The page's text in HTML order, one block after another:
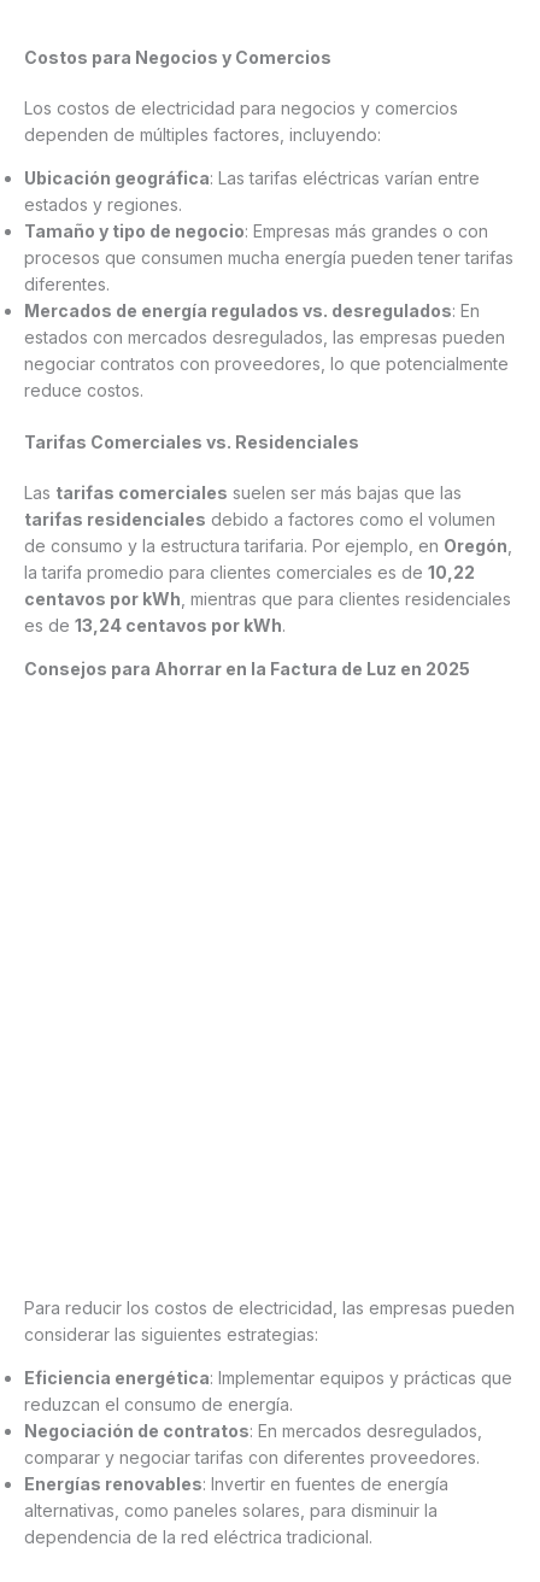
Costos para Negocios y Comercios
Los costos de electricidad para negocios y comercios
dependen de múltiples factores, incluyendo:
Ubicación geográfica: Las tarifas eléctricas varían entre
estados y regiones.
Tamaño y tipo de negocio: Empresas más grandes o con
procesos que consumen mucha energía pueden tener tarifas
diferentes.
Mercados de energía regulados vs. desregulados: En
estados con mercados desregulados, las empresas pueden
negociar contratos con proveedores, lo que potencialmente
reduce costos.
Tarifas Comerciales vs. Residenciales
Las tarifas comerciales suelen ser más bajas que las
tarifas residenciales debido a factores como el volumen
de consumo y la estructura tarifaria. Por ejemplo, en Oregón
la tarifa promedio para clientes comerciales es de 10,22
centavos por kWh , mientras que para clientes residenciales
es de 13,24 centavos por kWh.
Consejos para Ahorrar en la Factura de Luz en 2025
Para reducir los costos de electricidad, las empresas pueden
considerar las siguientes estrategias:
Eficiencia energética: Implementar equipos y prácticas que
reduzcan el consumo de energía.
Negociación de contratos: En mercados desregulados,
comparar y negociar tarifas con diferentes proveedores.
Energías renovables: Invertir en fuentes de energía
alternativas, como paneles solares, para disminuir la
dependencia de la red eléctrica tradicional.